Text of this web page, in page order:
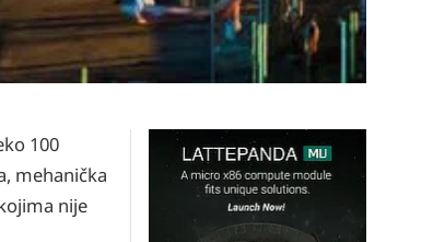
100
mehanička
nije